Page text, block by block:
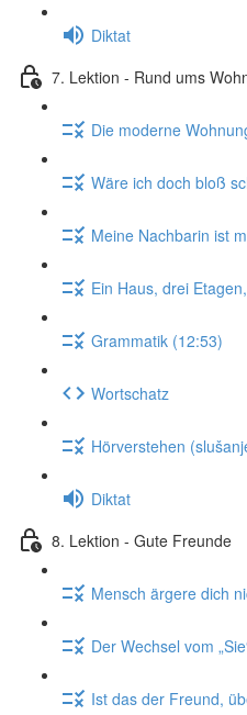
Diktat
7. Lektion - Rund ums
Die moderne
Wäre ich doch bloß
Meine Nachbarin ist
Ein Haus, drei
Grammatik (12:53)
Wortschatz
Hörverstehen
Diktat
8. Lektion - Gute Freunde
Mensch ärgere dich
Der Wechsel vom
Ist das der Freund,